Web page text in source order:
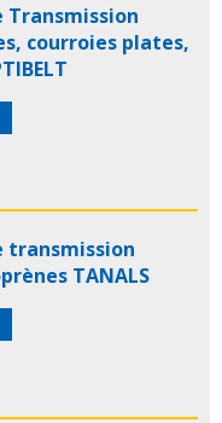
Transmission
courroies plates,
transmission
TANALS